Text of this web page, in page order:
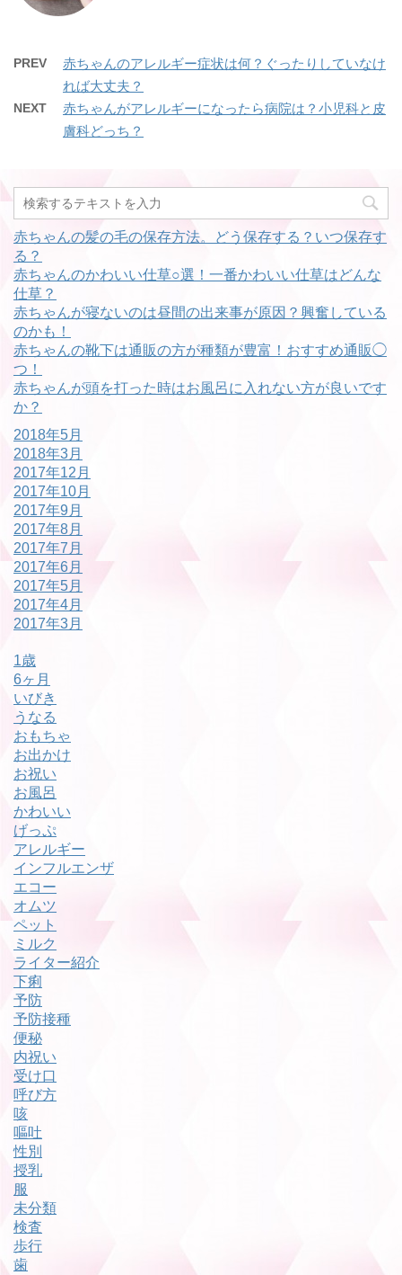
PREV
赤ちゃんのアレルギー症状は何？ぐったりしていなけ
れば大丈夫？
NEXT
赤ちゃんがアレルギーになったら病院は？小児科と皮
膚科どっち？
赤ちゃんの髪の毛の保存方法。どう保存する？いつ保存す
る？
赤ちゃんのかわいい仕草○選！一番かわいい仕草はどんな
仕草？
赤ちゃんが寝ないのは昼間の出来事が原因？興奮している
のかも！
赤ちゃんの靴下は通販の方が種類が豊富！おすすめ通販◯
つ！
赤ちゃんが頭を打った時はお風呂に入れない方が良いです
か？
2018年5月
2018年3月
2017年12月
2017年10月
2017年9月
2017年8月
2017年7月
2017年6月
2017年5月
2017年4月
2017年3月
1歳
6ヶ月
いびき
うなる
おもちゃ
お出かけ
お祝い
お風呂
かわいい
げっぷ
アレルギー
インフルエンザ
エコー
オムツ
ペット
ミルク
ライター紹介
下痢
予防
予防接種
便秘
内祝い
受け口
呼び方
咳
嘔吐
性別
授乳
服
未分類
検査
歩行
歯